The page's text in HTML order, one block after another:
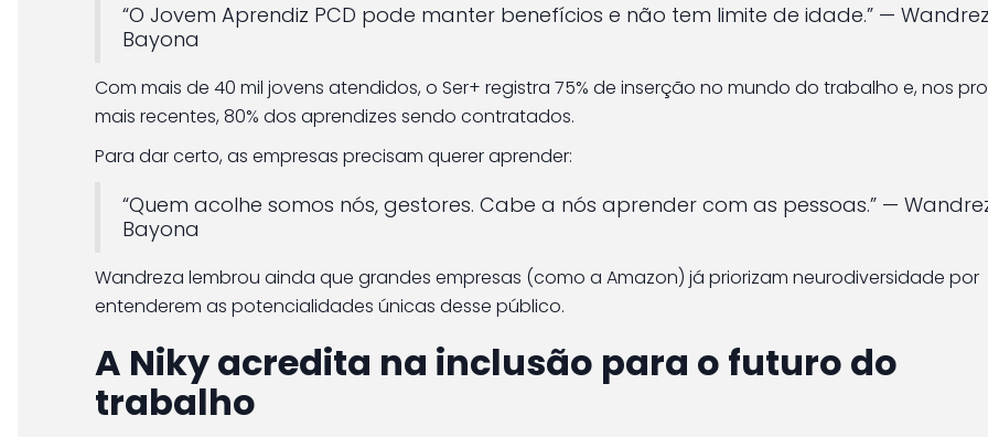
“O Jovem Aprendiz PCD pode manter benefícios e não tem limite de idade.” —
Bayona
Com mais de 40 mil jovens atendidos, o Ser+ registra 75% de inserção no mundo do trabalho e, nos
mais recentes, 80% dos aprendizes sendo contratados.
Para dar certo, as empresas precisam querer aprender:
“Quem acolhe somos nós, gestores. Cabe a nós aprender com as pessoas.” —
Bayona
Wandreza lembrou ainda que grandes empresas (como a Amazon) já priorizam neurodiversidade por
entenderem as potencialidades únicas desse público.
A Niky acredita na inclusão para o futuro do
trabalho